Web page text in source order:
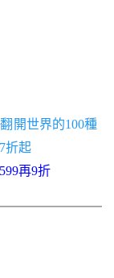
開世界的100種
折起
再9折